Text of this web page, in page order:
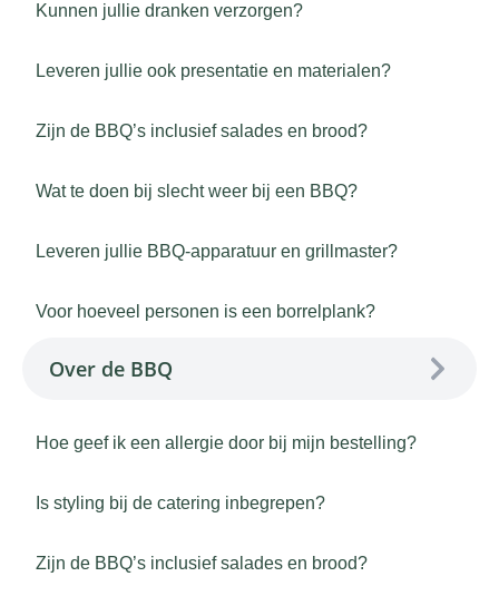
Kunnen jullie dranken verzorgen?
Leveren jullie ook presentatie en materialen?
Zijn de BBQ’s inclusief salades en brood?
Wat te doen bij slecht weer bij een BBQ?
Leveren jullie BBQ-apparatuur en grillmaster?
Voor hoeveel personen is een borrelplank?
Over de BBQ
Hoe geef ik een allergie door bij mijn bestelling?
Is styling bij de catering inbegrepen?
Zijn de BBQ’s inclusief salades en brood?